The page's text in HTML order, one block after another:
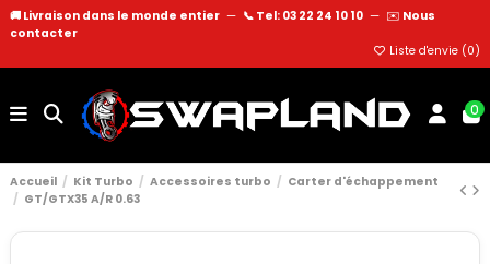
🚚 Livraison dans le monde entier — 📞 Tel: 03 22 24 10 10 — ✉️ Nous
contacter
Liste d'envie (0)
0
Accueil Kit Turbo Accessoires turbo
Carter d'échappement
GT/GTX35 A/R 0.63